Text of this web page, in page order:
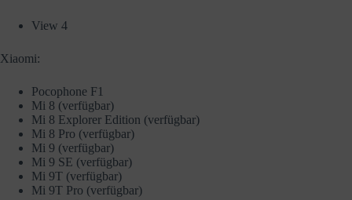
View 4
Xiaomi:
Pocophone F1
Mi 8 (verfügbar)
Mi 8 Explorer Edition (verfügbar)
Mi 8 Pro (verfügbar)
Mi 9 (verfügbar)
Mi 9 SE (verfügbar)
Mi 9T (verfügbar)
Mi 9T Pro (verfügbar)